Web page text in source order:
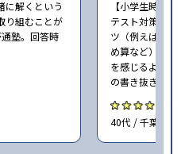
に解くという
り組むことが
塾。回答時
【小学生時の通
テスト対策はし
ツ（例えば国語
め算など）を習
を感じるように
の書き抜きのコ
40代 / 千葉県 女